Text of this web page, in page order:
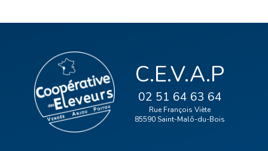
C.E.V.A.P
02 51 64 63 64
Rue François Viète
85590 Saint-Malô-du-Bois